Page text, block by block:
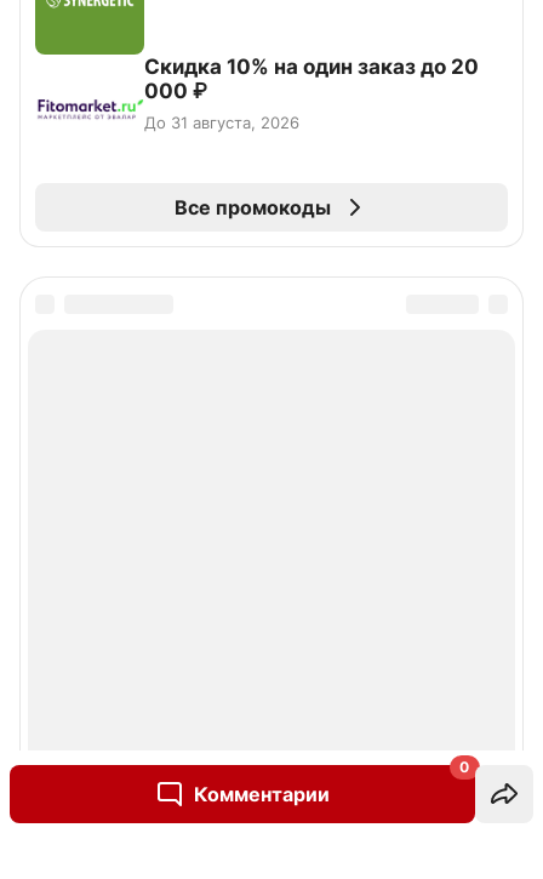
Комментарии
0
Скидка 10% на один заказ до 20
000 ₽
До 31 августа, 2026
Все промокоды